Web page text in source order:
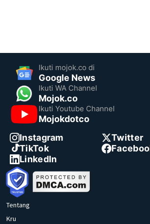
Ikuti mojok.co di
Google News
Ikuti WA Channel
Mojok.co
Ikuti Youtube Channel
Mojokdotco
Instagram
Twitter
TikTok
LinkedIn
Tentang
Kru